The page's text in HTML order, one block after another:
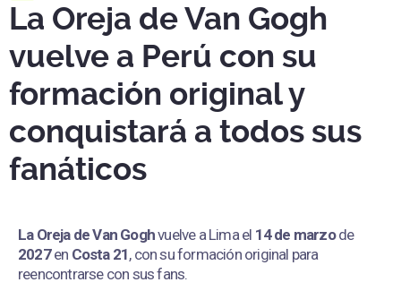
La Oreja de Van Gogh
vuelve a Perú con su
formación original y
conquistará a todos sus
fanáticos
La Oreja de Van Goghvuelve a Lima el 14 de marzode
2027en Costa 21, con su formación original para
reencontrarse con sus fans.